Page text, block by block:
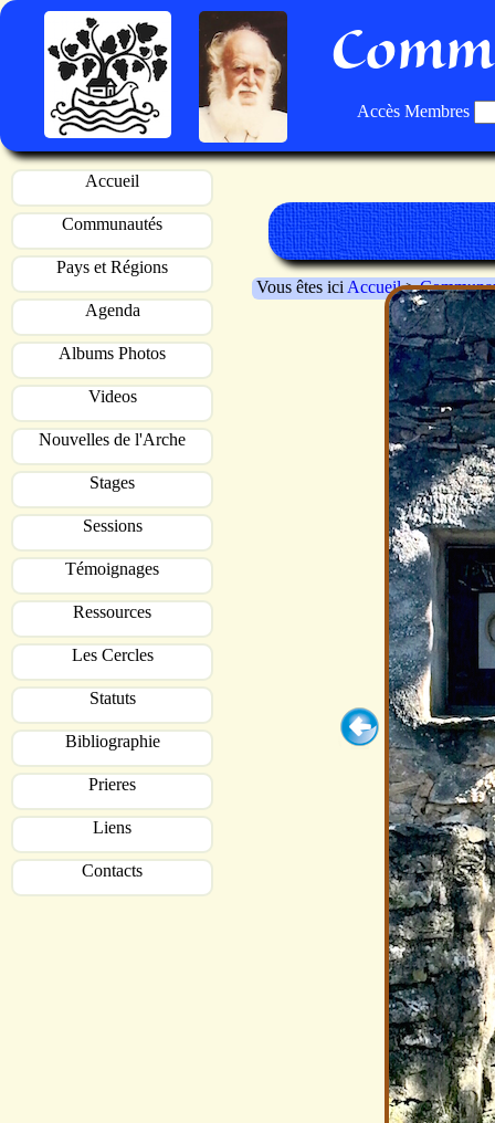
Accès Membres
Accueil
Communautés
Pays et Régions
Agenda
Albums Photos
Videos
Nouvelles de l'Arche
Stages
Sessions
Témoignages
Ressources
Les Cercles
Statuts
Bibliographie
Prieres
Liens
Contacts
Vous êtes ici Accueil>